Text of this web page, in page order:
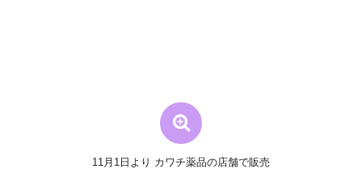
11月1日より カワチ薬品の店舗で販売